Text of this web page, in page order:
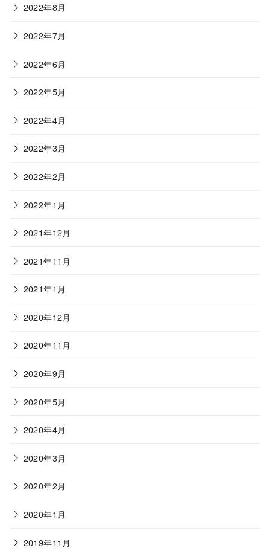
2022年8月
2022年7月
2022年6月
2022年5月
2022年4月
2022年3月
2022年2月
2022年1月
2021年12月
2021年11月
2021年1月
2020年12月
2020年11月
2020年9月
2020年5月
2020年4月
2020年3月
2020年2月
2020年1月
2019年11月